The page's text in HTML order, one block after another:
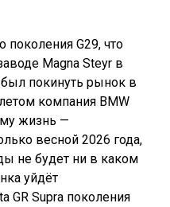
поколения G29, что
Magna Steyr в
покинуть рынок в
компания BMW
жизнь —
весной 2026 года,
не будет ни в каком
уйдёт
GR Supra поколения